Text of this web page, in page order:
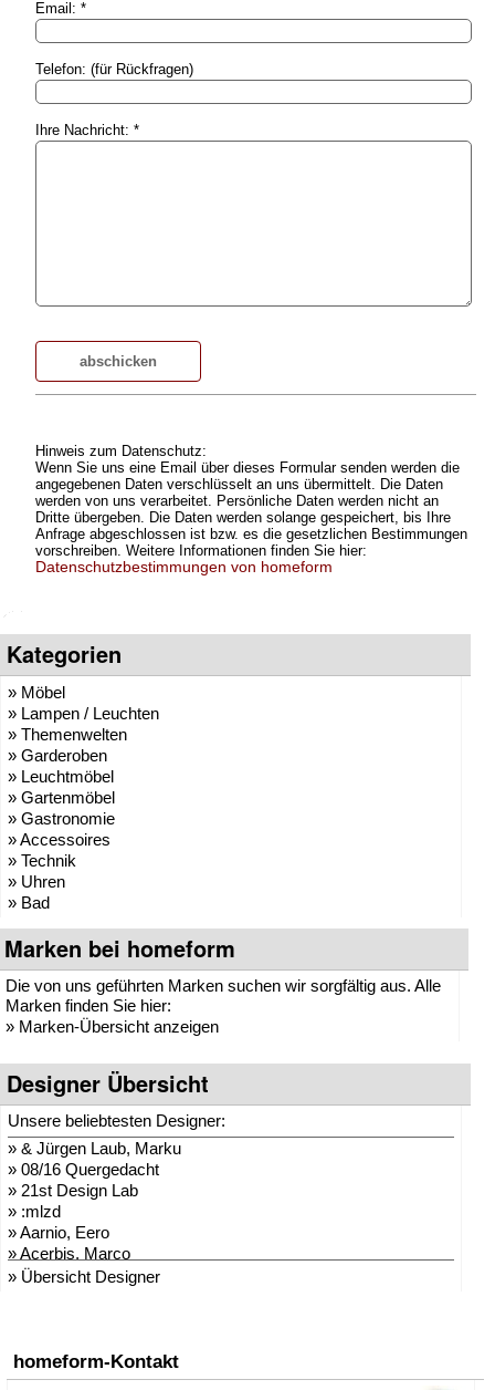
Email: *
Telefon: (für Rückfragen)
Ihre Nachricht: *
Hinweis zum Datenschutz:
Wenn Sie uns eine Email über dieses Formular senden werden die
angegebenen Daten verschlüsselt an uns übermittelt. Die Daten
werden von uns verarbeitet. Persönliche Daten werden nicht an
Dritte übergeben. Die Daten werden solange gespeichert, bis Ihre
Anfrage abgeschlossen ist bzw. es die gesetzlichen Bestimmungen
vorschreiben. Weitere Informationen finden Sie hier:
Datenschutzbestimmungen von homeform
Kategorien
» Möbel
» Lampen / Leuchten
» Themenwelten
» Garderoben
» Leuchtmöbel
» Gartenmöbel
» Gastronomie
» Accessoires
» Technik
» Uhren
» Bad
Marken bei homeform
Die von uns geführten Marken suchen wir sorgfältig aus. Alle
Marken finden Sie hier:
» Marken-Übersicht anzeigen
Designer Übersicht
Unsere beliebtesten Designer:
» & Jürgen Laub, Marku
» 08/16 Quergedacht
» 21st Design Lab
» :mlzd
»Aarnio, Eero
»Acerbis, Marco
» Adam + Harborth
»AK47 Team
»Alberto Brogliato
» Übersicht Designer
homeform-Kontakt